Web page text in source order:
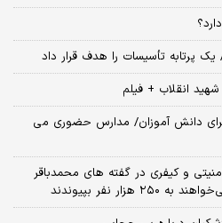
پرتابه تأسیسات را هدف قرار داد
انقلاب + فیلم
دانش آموزان/ مدارس حضوری می
۴ جرم جدی امنیتی و کیفری در گفته های محمدباقر
نفر بپیوندند